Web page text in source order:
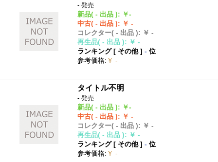
- 発売
新品( - 出品 ): ￥-
中古( - 出品 ): ￥ -
コレクター( - 出品 ): ￥ -
再生品( - 出品 ): ￥ -
ランキング [ その他]- 位
参考価格: ￥ -
タイトル不明
- 発売
新品( - 出品 ): ￥-
中古( - 出品 ): ￥ -
コレクター( - 出品 ): ￥ -
再生品( - 出品 ): ￥ -
ランキング [ その他]- 位
参考価格: ￥ -